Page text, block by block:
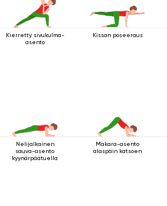
Kierretty sivukulma-
asento
Kissan poseeraus
Nelijalkainen
sauva-asento
kyynärpäätuella
Makara-asento
alaspäin katsoen